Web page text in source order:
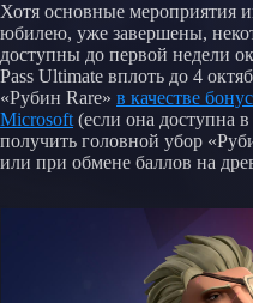
Хотя основные мероприятия
юбилею, уже завершены,
доступны до первой недели
Pass Ultimate вплоть до 4
«Рубин Rare» в качестве
Microsoft(если она доступна
получить головной убор
или при обмене баллов на